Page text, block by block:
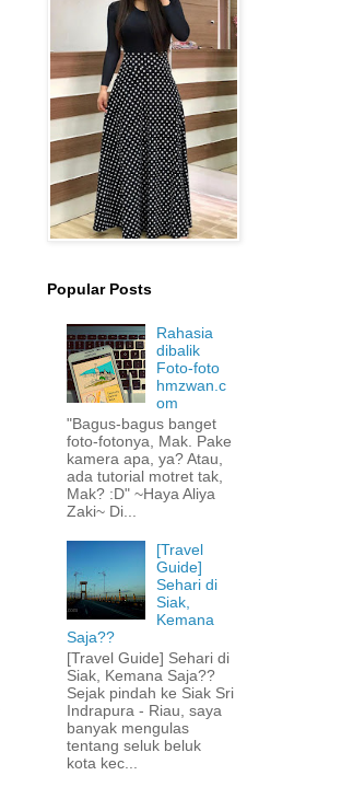
Popular Posts
Rahasia
dibalik
Foto-foto
hmzwan.c
om
"Bagus-bagus banget
foto-fotonya, Mak. Pake
kamera apa, ya? Atau,
ada tutorial motret tak,
Mak? :D" ~Haya Aliya
Zaki~ Di...
[Travel
Guide]
Sehari di
Siak,
Kemana
Saja??
[Travel Guide] Sehari di
Siak, Kemana Saja??
Sejak pindah ke Siak Sri
Indrapura - Riau, saya
banyak mengulas
tentang seluk beluk
kota kec...